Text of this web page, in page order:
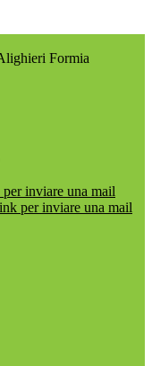
Formia
inviare una mail
per inviare una mail